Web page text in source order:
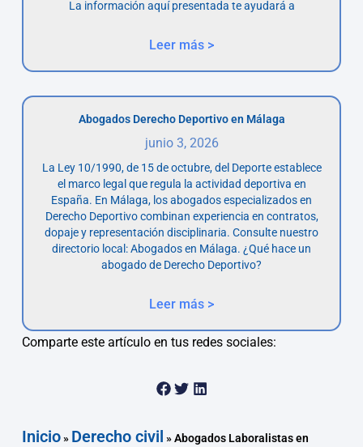
La información aquí presentada te ayudará a
Leer más >
Abogados Derecho Deportivo en Málaga
junio 3, 2026
La Ley 10/1990, de 15 de octubre, del Deporte establece
el marco legal que regula la actividad deportiva en
España. En Málaga, los abogados especializados en
Derecho Deportivo combinan experiencia en contratos,
dopaje y representación disciplinaria. Consulte nuestro
directorio local: Abogados en Málaga. ¿Qué hace un
abogado de Derecho Deportivo?
Leer más >
Comparte este artículo en tus redes sociales:
Inicio» Derecho civil »Abogados Laboralistas en